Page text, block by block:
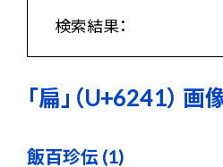
検索結果：
「扁」（U+6241）
飯百珍伝 (1)